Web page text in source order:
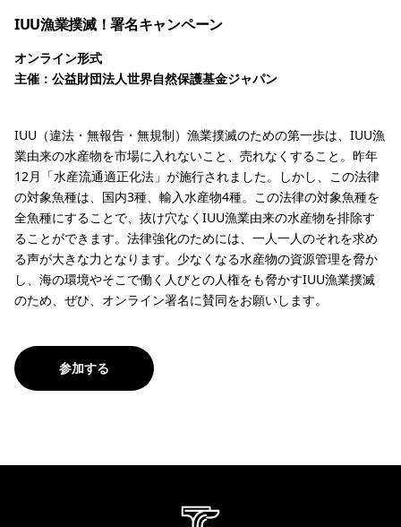
IUU漁業撲滅！署名キャンペーン
オンライン形式
主催：公益財団法人世界自然保護基金ジャパン
IUU（違法・無報告・無規制）漁業撲滅のための第一歩は、IUU漁
業由来の水産物を市場に入れないこと、売れなくすること。昨年
12月「水産流通適正化法」が施行されました。しかし、この法律
の対象魚種は、国内3種、輸入水産物4種。この法律の対象魚種を
全魚種にすることで、抜け穴なくIUU漁業由来の水産物を排除す
ることができます。法律強化のためには、一人一人のそれを求め
る声が大きな力となります。少なくなる水産物の資源管理を脅か
し、海の環境やそこで働く人びとの人権をも脅かすIUU漁業撲滅
のため、ぜひ、オンライン署名に賛同をお願いします。
参加する